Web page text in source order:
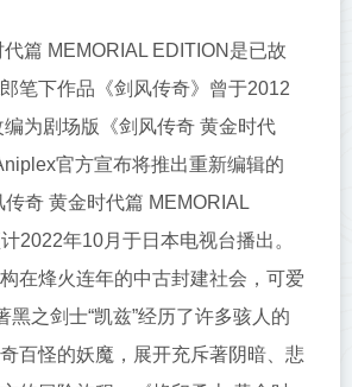
篇 MEMORIAL EDITION是已故
笔下作品《剑风传奇》曾于2012
为剧场版《剑风传奇 黄金时代
官方宣布将推出重新编辑的
奇 黄金时代篇 MEMORIAL
2022年10月于日本电视台播出。
在烽火连年的中古封建社会，可爱
黑之剑士“凯兹”经历了许多骇人的
百怪的妖魔，展开充斥著阴暗、悲